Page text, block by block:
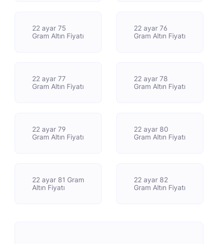
22 ayar 75
Gram Altın Fiyatı
22 ayar 76
Gram Altın Fiyatı
22 ayar 77
Gram Altın Fiyatı
22 ayar 78
Gram Altın Fiyatı
22 ayar 79
Gram Altın Fiyatı
22 ayar 80
Gram Altın Fiyatı
22 ayar 81 Gram
Altın Fiyatı
22 ayar 82
Gram Altın Fiyatı